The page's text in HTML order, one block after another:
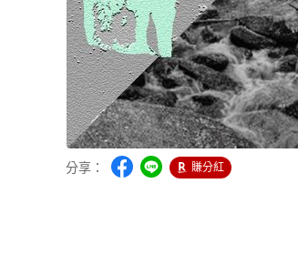
分享： 賺分紅